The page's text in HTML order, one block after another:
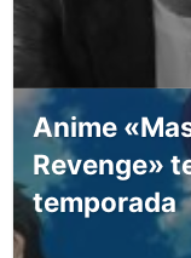
Anime
Revenge»
temporada